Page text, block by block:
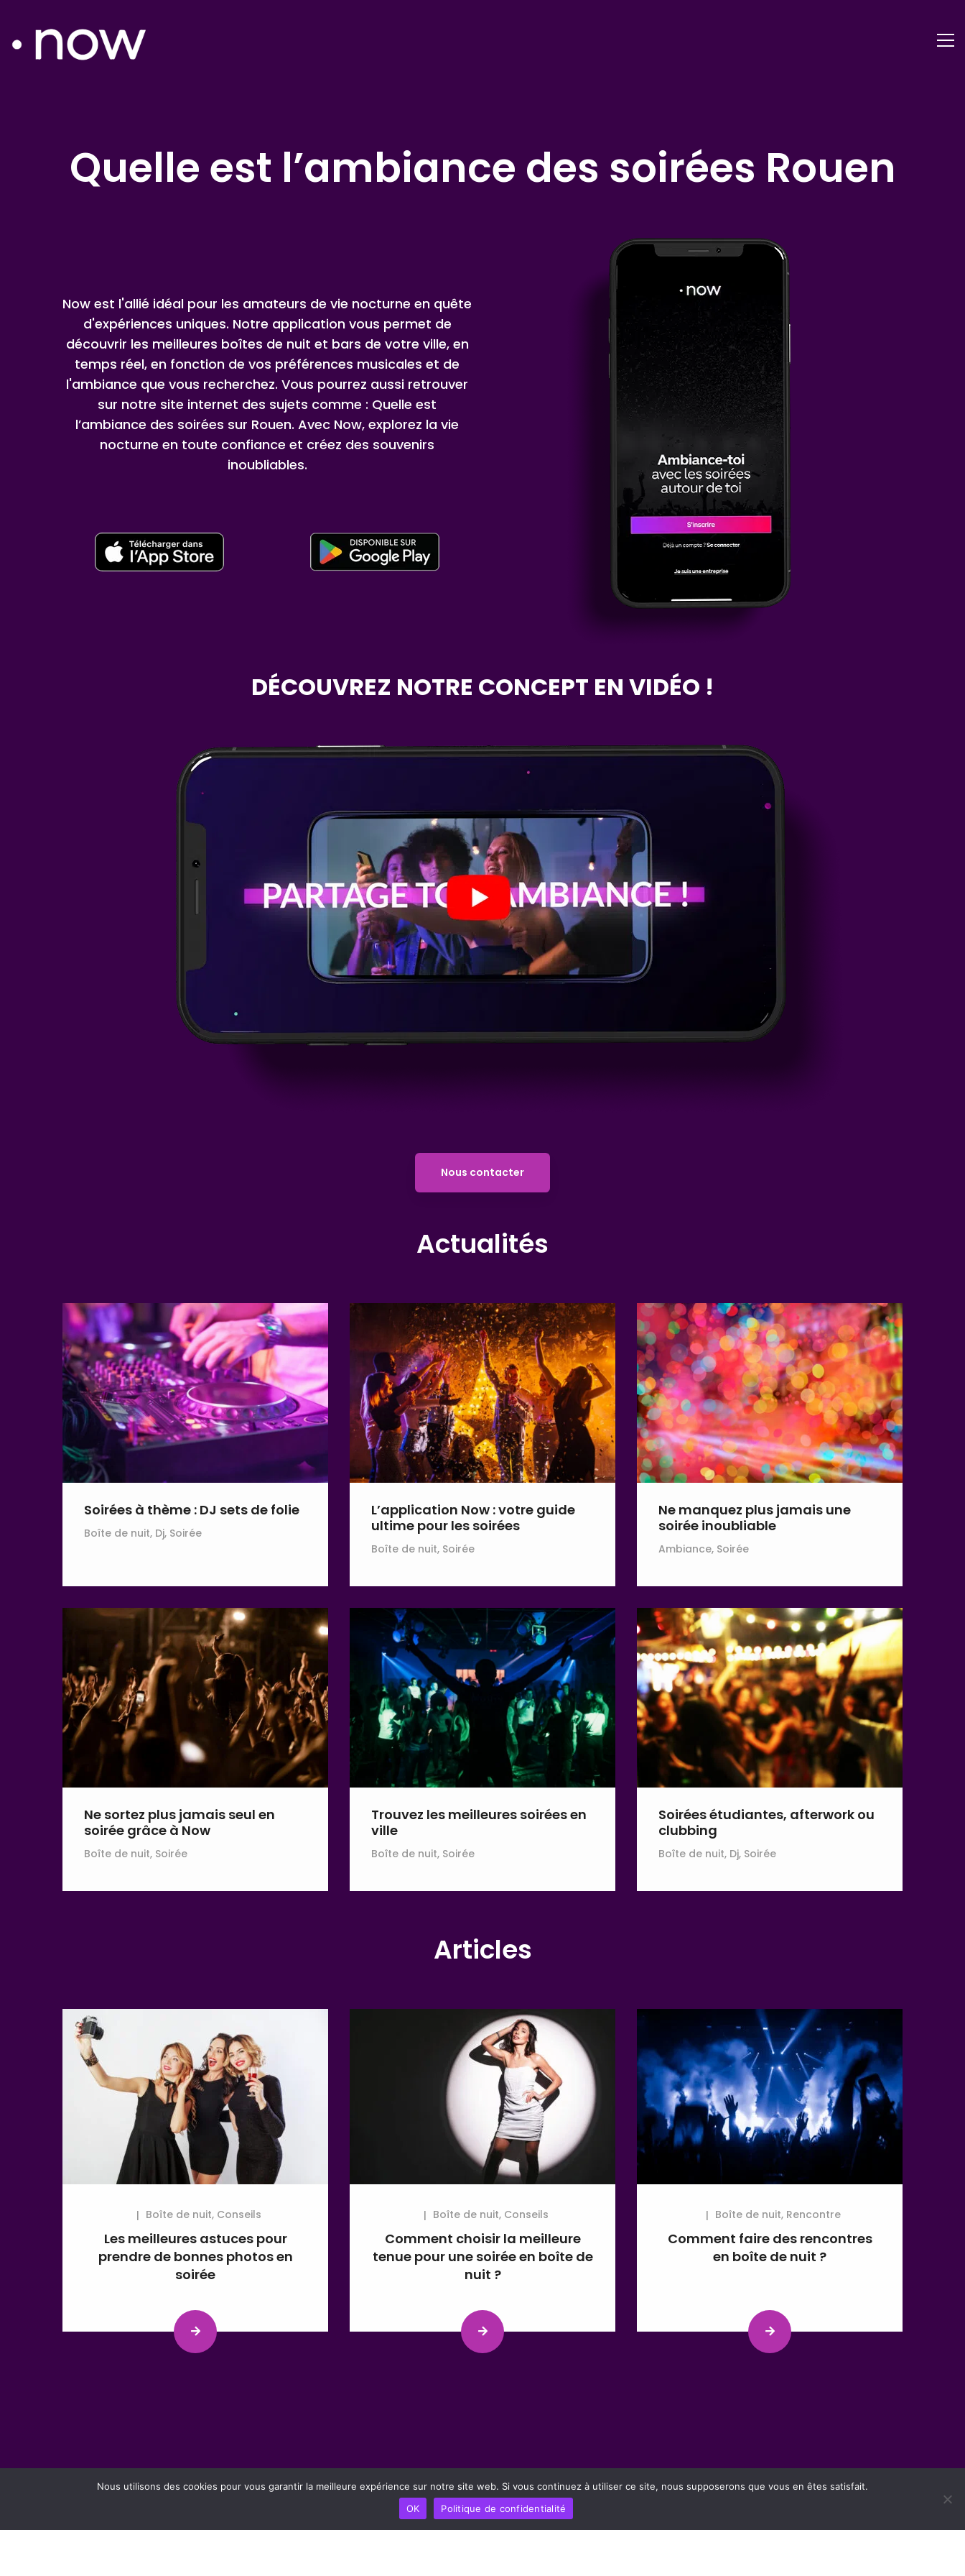
Quelle est l’ambiance des soirées Rouen
Now est l'allié idéal pour les amateurs de vie nocturne en quête
d'expériences uniques. Notre application vous permet de
découvrir les meilleures boîtes de nuit et bars de votre ville, en
temps réel, en fonction de vos préférences musicales et de
l'ambiance que vous recherchez. Vous pourrez aussi retrouver
sur notre site internet des sujets comme : Quelle est
l’ambiance des soirées sur Rouen. Avec Now, explorez la vie
nocturne en toute confiance et créez des souvenirs
inoubliables.
DÉCOUVREZ NOTRE CONCEPT EN VIDÉO !
Nous contacter
Actualités
Soirées à thème : DJ sets de folie
Boîte de nuit, Dj, Soirée
L’application Now : votre guide
ultime pour les soirées
Boîte de nuit, Soirée
Ne manquez plus jamais une
soirée inoubliable
Ambiance, Soirée
Ne sortez plus jamais seul en
soirée grâce à Now
Boîte de nuit, Soirée
Trouvez les meilleures soirées en
ville
Boîte de nuit, Soirée
Soirées étudiantes, afterwork ou
clubbing
Boîte de nuit, Dj, Soirée
Articles
Boîte de nuit, Conseils
Les meilleures astuces pour
prendre de bonnes photos en
soirée
Boîte de nuit, Conseils
Comment choisir la meilleure
tenue pour une soirée en boîte de
nuit ?
Boîte de nuit, Rencontre
Comment faire des rencontres
en boîte de nuit ?
Nous utilisons des cookies pour vous garantir la meilleure expérience sur notre site web. Si vous continuez à utiliser ce site, nous supposerons que vous en êtes satisfait.
OK
Politique de confidentialité